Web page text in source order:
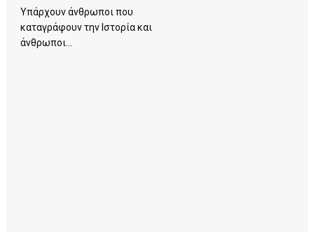
Υπάρχουν άνθρωποι που
καταγράφουν την Ιστορία και
άνθρωποι...